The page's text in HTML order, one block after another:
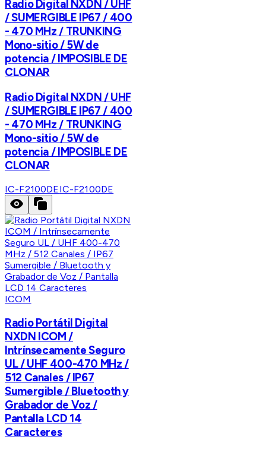
Radio Digital NXDN / UHF
/ SUMERGIBLE IP67 / 400
- 470 MHz / TRUNKING
Mono-sitio / 5W de
potencia / IMPOSIBLE DE
CLONAR
Radio Digital NXDN / UHF
/ SUMERGIBLE IP67 / 400
- 470 MHz / TRUNKING
Mono-sitio / 5W de
potencia / IMPOSIBLE DE
CLONAR
IC-F2100DEIC-F2100DE
ICOM
Radio Portátil Digital
NXDN ICOM /
Intrínsecamente Seguro
UL / UHF 400-470 MHz /
512 Canales / IP67
Sumergible / Bluetooth y
Grabador de Voz /
Pantalla LCD 14
Caracteres